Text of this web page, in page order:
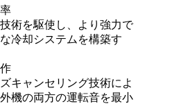
術を駆使し、より強力で
冷却システムを構築す
キャンセリング技術によ
機の両方の運転音を最小